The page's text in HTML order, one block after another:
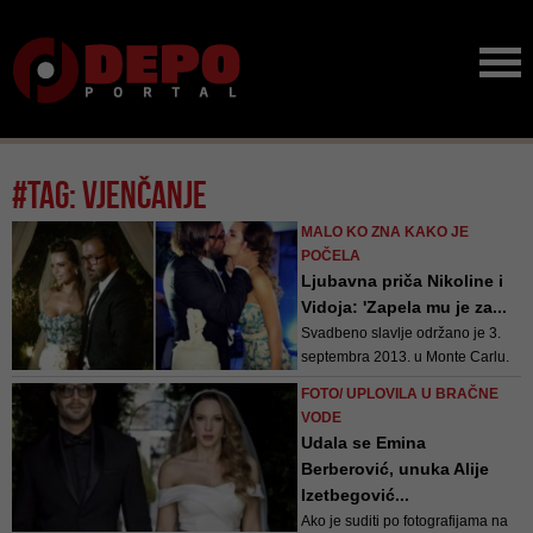
#tag: vjenčanje
MALO KO ZNA KAKO JE
POČELA
Ljubavna priča Nikoline i
Vidoja: 'Zapela mu je za...
Svadbeno slavlje održano je 3.
septembra 2013. u Monte Carlu.
Nikolina je nosila vjenčanicu s
novo’, ali i ‘nešto plavo’ – s
obzirom na zanimljive plave
detalje na ovoj haljini! Nikolina je
u...
FOTO/ UPLOVILA U BRAČNE
VODE
Udala se Emina
Berberović, unuka Alije
Izetbegović...
Ako je suditi po fotografijama na